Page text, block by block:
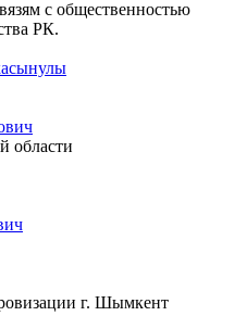
с общественностью
РК.
области
г. Шымкент